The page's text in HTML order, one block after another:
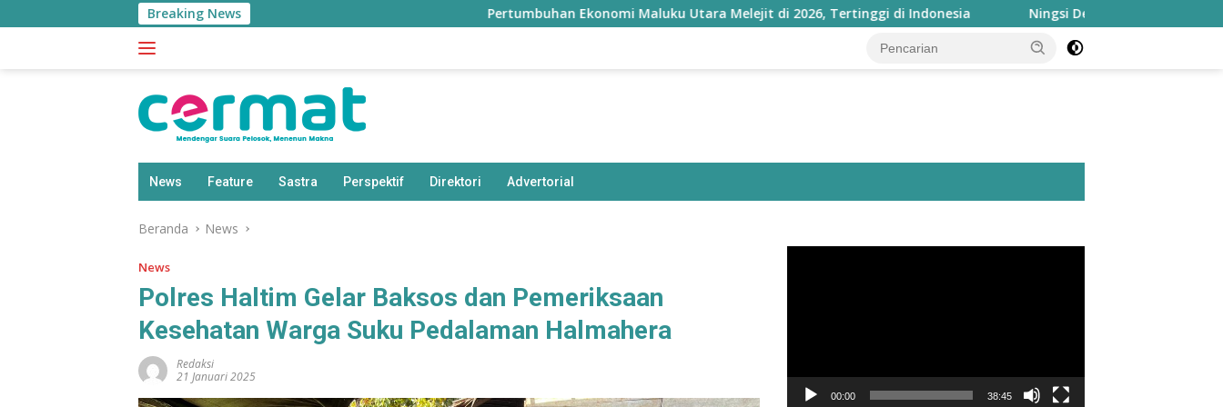
ke
Breaking News Pertumbuhan Ekonomi Maluku Utara Melejit di 2026, Tertinggi di Indonesia Ningsi Defretes Kini Nahkodai Forum Studi
News Feature Sastra Perspektif Direktori Advertorial
Beranda News
News
Polres Haltim Gelar Baksos dan Pemeriksaan
Kesehatan Warga Suku Pedalaman Halmahera
Redaksi
21 Januari 2025
00:00 38:45